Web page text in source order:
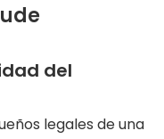
del
legales de una